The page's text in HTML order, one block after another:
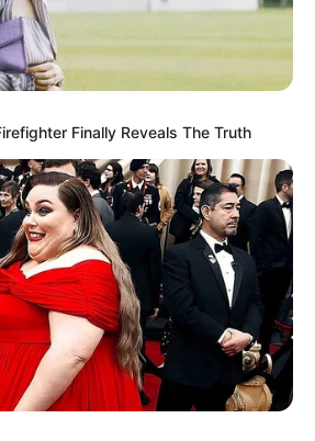
Finally Reveals The Truth